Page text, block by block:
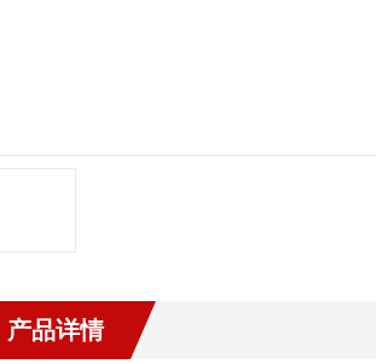
产品详情